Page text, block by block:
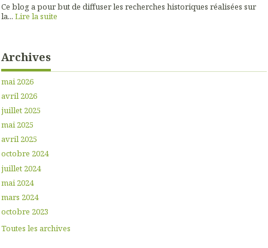
Ce blog a pour but de diffuser les recherches historiques réalisées sur
la... Lire la suite
Archives
mai 2026
avril 2026
juillet 2025
mai 2025
avril 2025
octobre 2024
juillet 2024
mai 2024
mars 2024
octobre 2023
Toutes les archives